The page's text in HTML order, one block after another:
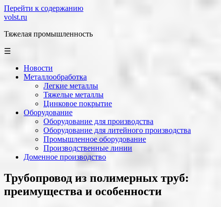
Перейти к содержанию
volst.ru
Тяжелая промышленность
☰
Новости
Металлообработка
Легкие металлы
Тяжелые металлы
Цинковое покрытие
Оборудование
Оборудование для производства
Оборудование для литейного производства
Промышленное оборудование
Производственные линии
Доменное производство
Трубопровод из полимерных труб:
преимущества и особенности